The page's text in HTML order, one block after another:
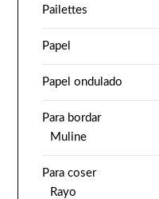
Pailettes
Papel
Papel ondulado
Para bordar
Muline
Para coser
Rayo